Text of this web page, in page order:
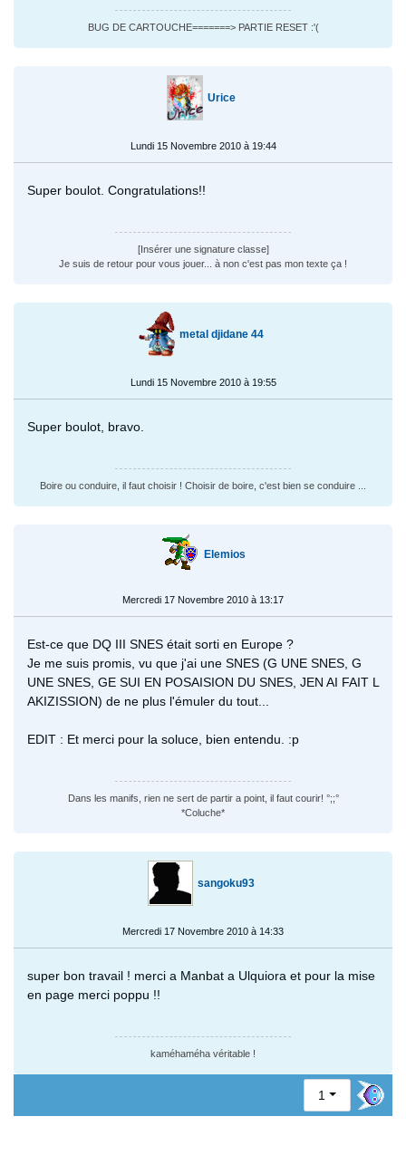
BUG DE CARTOUCHE=======> PARTIE RESET :'(
Urice
Lundi 15 Novembre 2010 à 19:44
Super boulot. Congratulations!!
[Insérer une signature classe]
Je suis de retour pour vous jouer... à non c'est pas mon texte ça !
metal djidane 44
Lundi 15 Novembre 2010 à 19:55
Super boulot, bravo.
Boire ou conduire, il faut choisir ! Choisir de boire, c'est bien se conduire ...
Elemios
Mercredi 17 Novembre 2010 à 13:17
Est-ce que DQ III SNES était sorti en Europe ?
Je me suis promis, vu que j'ai une SNES (G UNE SNES, G
UNE SNES, GE SUI EN POSAISION DU SNES, JEN AI FAIT L
AKIZISSION) de ne plus l'émuler du tout...
EDIT : Et merci pour la soluce, bien entendu. :p
Dans les manifs, rien ne sert de partir a point, il faut courir! °;;°
*Coluche*
sangoku93
Mercredi 17 Novembre 2010 à 14:33
super bon travail ! merci a Manbat a Ulquiora et pour la mise
en page merci poppu !!
kaméhaméha véritable !
1